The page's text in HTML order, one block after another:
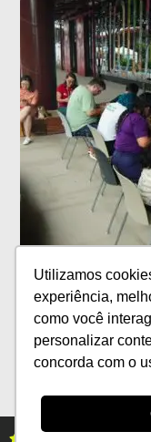
Utilizamos
experiência,
como você
personalizar
concorda com o
Museu das
agosto